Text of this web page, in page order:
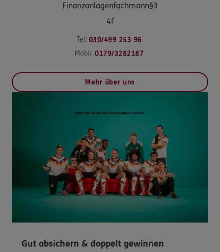
Finanzanlagenfachmann§3
4f
Tel: 030/499 253 96
Mobil: 0179/3282187
Mehr über uns
Gut absichern & doppelt gewinnen